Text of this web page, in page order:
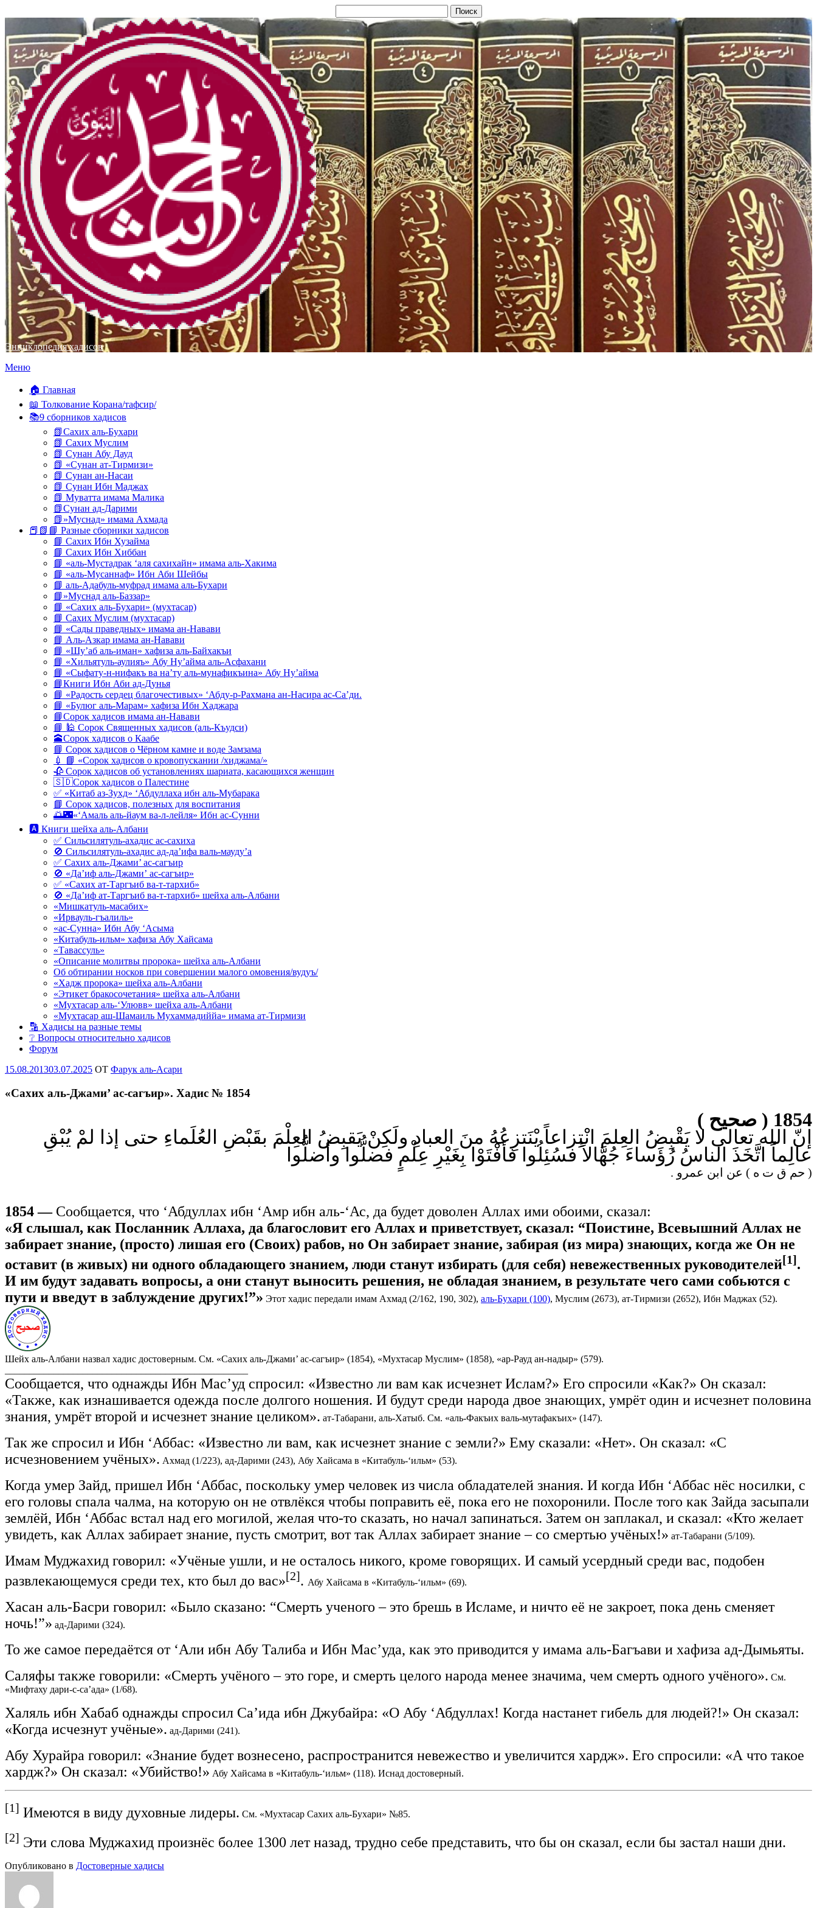
Энциклопедия хадисов
Перейти
содержимому
Меню
🏠 Главная
📖 Толкование Корана/тафсир/
📚9 сборников хадисов
📗Сахих аль-Бухари
📗 Сахих Муслим
📗 Сунан Абу Дауд
📗 «Сунан ат-Тирмизи»
📗 Сунан ан-Насаи
📗 Сунан Ибн Маджах
📗 Муватта имама Малика
📗Сунан ад-Дарими
📗»Муснад» имама Ахмада
📕📗📘 Разные сборники хадисов
📘 Сахих Ибн Хузайма
📘 Сахих Ибн Хиббан
📘 «аль-Мустадрак ‘аля сахихайн» имама аль-Хакима
📘 «аль-Мусаннаф» Ибн Аби Шейбы
📘 аль-Адабуль-муфрад имама аль-Бухари
📘»Муснад аль-Баззар»
📘 «Сахих аль-Бухари» (мухтасар)
📘 Сахих Муслим (мухтасар)
📘 «Сады праведных» имама ан-Навави
📘 Аль-Азкар имама ан-Навави
📘 «Шу’аб аль-иман» хафиза аль-Байхакъи
📘 «Хильятуль-аулияъ» Абу Ну’айма аль-Асфахани
📘 «Сыфату-н-нифакъ ва на’ту аль-мунафикъина» Абу Ну’айма
📘Книги Ибн Аби ад-Дунья
📘 «Радость сердец благочестивых» ‘Абду-р-Рахмана ан-Насира ас-Са’ди.
📘 «Булюг аль-Марам» хафиза Ибн Хаджара
📘Сорок хадисов имама ан-Навави
📘 🕌 Сорок Священных хадисов (аль-Къудси)
🕋Сорок хадисов о Каабе
📘 Сорок хадисов о Чёрном камне и воде Замзама
💉 📘 «Сорок хадисов о кровопускании /хиджама/»
🥀 Сорок хадисов об установлениях шариата, касающихся женщин
🇸🇩Сорок хадисов о Палестине
✅ «Китаб аз-Зухд» ‘Абдуллаха ибн аль-Мубарака
📘 Сорок хадисов, полезных для воспитания
🌅🌃«‘Амаль аль-йаум ва-л-лейля» Ибн ас-Сунни
🅰 Книги шейха аль-Албани
✅ Сильсилятуль-ахадис ас-сахиха
🚫 Сильсилятуль-ахадис ад-да’ифа валь-мауду’а
✅ Сахих аль-Джами’ ас-сагъир
🚫 «Да’иф аль-Джами’ ас-сагъир»
✅ «Сахих ат-Таргъиб ва-т-тархиб»
🚫 «Да’иф ат-Таргъиб ва-т-тархиб» шейха аль-Албани
«Мишкатуль-масабих»
«Ирвауль-гъалиль»
«ас-Сунна» Ибн Абу ‘Асыма
«Китабуль-ильм» хафиза Абу Хайсама
«Тавассуль»
«Описание молитвы пророка» шейха аль-Албани
Об обтирании носков при совершении малого омовения/вудуъ/
«Хадж пророка» шейха аль-Албани
«Этикет бракосочетания» шейха аль-Албани
«Мухтасар аль-‘Улювв» шейха аль-Албани
«Мухтасар аш-Шамаиль Мухаммадиййа» имама ат-Тирмизи
🔡 Хадисы на разные темы
❔ Вопросы относительно хадисов
Форум
Опубликовано
15.08.201303.07.2025 OT Фарук аль-Асари
«Сахих аль-Джами’ ас-сагъир». Хадис № 1854
1854 ( صحيح )
إنّ الله تعالى لا يَقْبِضُ العِلمَ انْتِزاعاً يْنَتزِعُهُ منَ العبادِ ولَكِنْ يَقبِضُ العِلْمَ بقَبْضِ العُلَماءِ حتى إذا لمْ يُبْقِ
عالِماً اتَّخَذَ الناسُ رُؤَساءَ جُهَّالاً فسُئِلُوا فأفْتَوْا بِغَيْرِ عِلْمٍ فضلُّوا وأضلُّوا
( حم ق ت ه ) عن ابن عمرو .
1854 —Сообщается, что ‘Абдуллах ибн ‘Амр ибн аль-‘Ас, да будет доволен Аллах ими обоими, сказал:
«Я слышал, как Посланник Аллаха, да благословит его Аллах и приветствует, сказал: “Поистине, Всевышний Аллах не
забирает знание, (просто) лишая его (Своих) рабов, но Он забирает знание, забирая (из мира) знающих, когда же Он не
оставит (в живых) ни одного обладающего знанием, люди станут избирать (для себя) невежественных руководителей[1].
И им будут задавать вопросы, а они станут выносить решения, не обладая знанием, в результате чего сами собьются с
пути и введут в заблуждение других!”» Этот хадис передали имам Ахмад (2/162, 190, 302), аль-Бухари (100), Муслим (2673), ат-Тирмизи (2652), Ибн Маджах (52).
Шейх аль-Албани назвал хадис достоверным. См. «Сахих аль-Джами’ ас-сагъир» (1854), «Мухтасар Муслим» (1858), «ар-Рауд ан-надыр» (579).
Сообщается, что однажды Ибн Мас’уд спросил: «Известно ли вам как исчезнет Ислам?» Его спросили «Как?» Он сказал:
«Также, как изнашивается одежда после долгого ношения. И будут среди народа двое знающих, умрёт один и исчезнет половина
знания, умрёт второй и исчезнет знание целиком». ат-Табарани, аль-Хатыб. См. «аль-Факъих валь-мутафакъих» (147).
Так же спросил и Ибн ‘Аббас: «Известно ли вам, как исчезнет знание с земли?» Ему сказали: «Нет». Он сказал: «С
исчезновением учёных». Ахмад (1/223), ад-Дарими (243), Абу Хайсама в «Китабуль-‘ильм» (53).
Когда умер Зайд, пришел Ибн ‘Аббас, поскольку умер человек из числа обладателей знания. И когда Ибн ‘Аббас нёс носилки, с
его головы спала чалма, на которую он не отвлёкся чтобы поправить её, пока его не похоронили. После того как Зайда засыпали
землёй, Ибн ‘Аббас встал над его могилой, желая что-то сказать, но начал запинаться. Затем он заплакал, и сказал: «Кто желает
увидеть, как Аллах забирает знание, пусть смотрит, вот так Аллах забирает знание – со смертью учёных!» ат-Табарани (5/109).
Имам Муджахид говорил: «Учёные ушли, и не осталось никого, кроме говорящих. И самый усердный среди вас, подобен
развлекающемуся среди тех, кто был до вас»[2]. Абу Хайсама в «Китабуль-‘ильм» (69).
Хасан аль-Басри говорил: «Было сказано: “Смерть ученого – это брешь в Исламе, и ничто её не закроет, пока день сменяет
ночь!”» ад-Дарими (324).
То же самое передаётся от ‘Али ибн Абу Талиба и Ибн Мас’уда, как это приводится у имама аль-Багъави и хафиза ад-Дымьяты.
Саляфы также говорили: «Смерть учёного – это горе, и смерть целого народа менее значима, чем смерть одного учёного». См.
«Мифтаху дари-с-са’ада» (1/68).
Халяль ибн Хабаб однажды спросил Са’ида ибн Джубайра: «О Абу ‘Абдуллах! Когда настанет гибель для людей?!» Он сказал:
«Когда исчезнут учёные». ад-Дарими (241).
Абу Хурайра говорил: «Знание будет вознесено, распространится невежество и увеличится хардж». Его спросили: «А что такое
хардж?» Он сказал: «Убийство!» Абу Хайсама в «Китабуль-‘ильм» (118). Иснад достоверный.
[1] Имеются в виду духовные лидеры. См. «Мухтасар Сахих аль-Бухари» №85.
[2] Эти слова Муджахид произнёс более 1300 лет назад, трудно себе представить, что бы он сказал, если бы застал наши дни.
Опубликовано в Достоверные хадисы